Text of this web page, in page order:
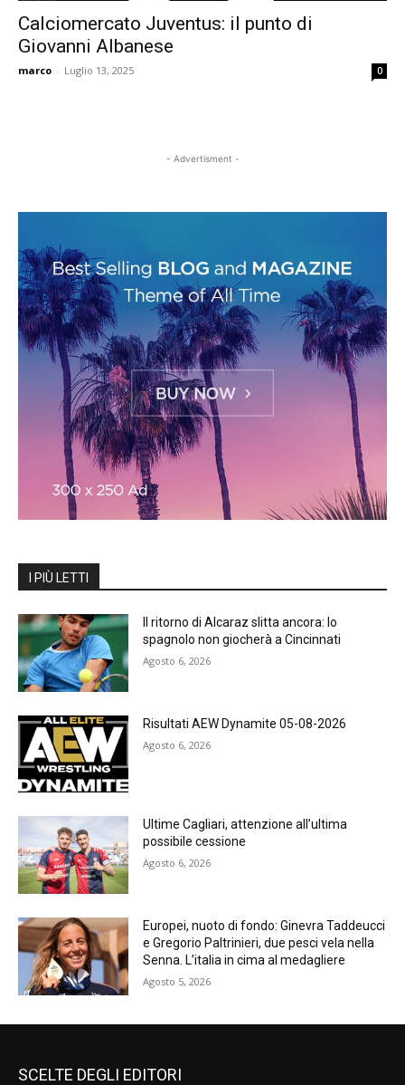
Calciomercato Juventus: il punto di
Giovanni Albanese
marco - Luglio 13, 2025 0
- Advertisment -
I PIÙ LETTI
Il ritorno di Alcaraz slitta ancora: lo
spagnolo non giocherà a Cincinnati
Agosto 6, 2026
Risultati AEW Dynamite 05-08-2026
Agosto 6, 2026
Ultime Cagliari, attenzione all’ultima
possibile cessione
Agosto 6, 2026
Europei, nuoto di fondo: Ginevra Taddeucci
e Gregorio Paltrinieri, due pesci vela nella
Senna. L’italia in cima al medagliere
Agosto 5, 2026
SCELTE DEGLI EDITORI